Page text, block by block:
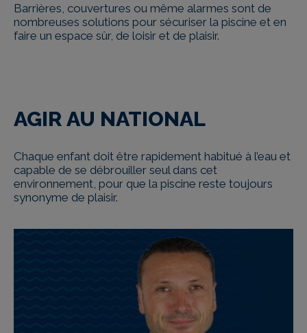
Barrières, couvertures ou même alarmes sont de
nombreuses solutions pour sé­curiser la piscine et en
faire un espace sûr, de loisir et de plaisir.
AGIR AU NATIONAL
Chaque enfant doit être rapidement habitué à l’eau et
capable de se débrouiller seul dans cet
environnement, pour que la piscine reste toujours
synonyme de plaisir.